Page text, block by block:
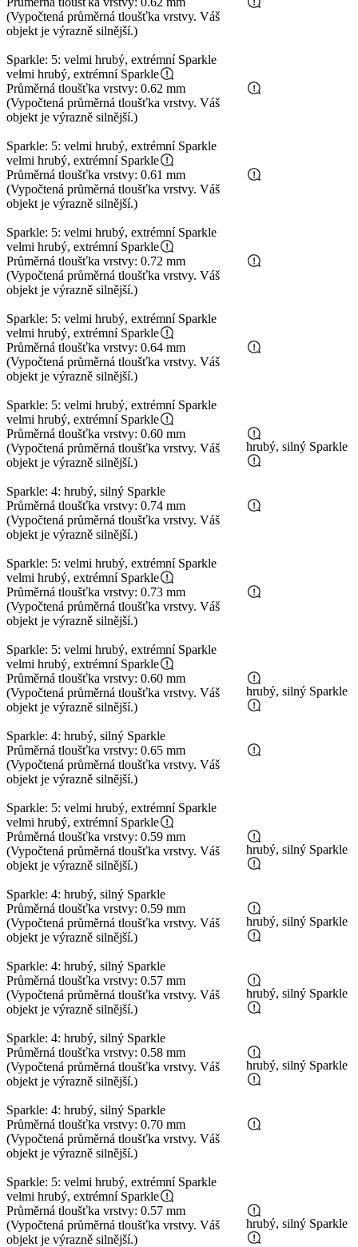
(Vypočtená průměrná tloušťka vrstvy. Váš
objekt je výrazně silnější.)
Sparkle: 5: velmi hrubý, extrémní Sparkle
velmi hrubý, extrémní Sparkle
Průměrná tloušťka vrstvy: 0.62 mm
(Vypočtená průměrná tloušťka vrstvy. Váš
objekt je výrazně silnější.)
Sparkle: 5: velmi hrubý, extrémní Sparkle
velmi hrubý, extrémní Sparkle
Průměrná tloušťka vrstvy: 0.61 mm
(Vypočtená průměrná tloušťka vrstvy. Váš
objekt je výrazně silnější.)
Sparkle: 5: velmi hrubý, extrémní Sparkle
velmi hrubý, extrémní Sparkle
Průměrná tloušťka vrstvy: 0.72 mm
(Vypočtená průměrná tloušťka vrstvy. Váš
objekt je výrazně silnější.)
Sparkle: 5: velmi hrubý, extrémní Sparkle
velmi hrubý, extrémní Sparkle
Průměrná tloušťka vrstvy: 0.64 mm
(Vypočtená průměrná tloušťka vrstvy. Váš
objekt je výrazně silnější.)
Sparkle: 5: velmi hrubý, extrémní Sparkle
velmi hrubý, extrémní Sparkle
Průměrná tloušťka vrstvy: 0.60 mm
(Vypočtená průměrná tloušťka vrstvy. Váš
objekt je výrazně silnější.)
Sparkle: 4: hrubý, silný Sparkle
hrubý, silný Sparkle
Průměrná tloušťka vrstvy: 0.74 mm
(Vypočtená průměrná tloušťka vrstvy. Váš
objekt je výrazně silnější.)
Sparkle: 5: velmi hrubý, extrémní Sparkle
velmi hrubý, extrémní Sparkle
Průměrná tloušťka vrstvy: 0.73 mm
(Vypočtená průměrná tloušťka vrstvy. Váš
objekt je výrazně silnější.)
Sparkle: 5: velmi hrubý, extrémní Sparkle
velmi hrubý, extrémní Sparkle
Průměrná tloušťka vrstvy: 0.60 mm
(Vypočtená průměrná tloušťka vrstvy. Váš
objekt je výrazně silnější.)
Sparkle: 4: hrubý, silný Sparkle
hrubý, silný Sparkle
Průměrná tloušťka vrstvy: 0.65 mm
(Vypočtená průměrná tloušťka vrstvy. Váš
objekt je výrazně silnější.)
Sparkle: 5: velmi hrubý, extrémní Sparkle
velmi hrubý, extrémní Sparkle
Průměrná tloušťka vrstvy: 0.59 mm
(Vypočtená průměrná tloušťka vrstvy. Váš
objekt je výrazně silnější.)
Sparkle: 4: hrubý, silný Sparkle
hrubý, silný Sparkle
Průměrná tloušťka vrstvy: 0.59 mm
(Vypočtená průměrná tloušťka vrstvy. Váš
objekt je výrazně silnější.)
Sparkle: 4: hrubý, silný Sparkle
hrubý, silný Sparkle
Průměrná tloušťka vrstvy: 0.57 mm
(Vypočtená průměrná tloušťka vrstvy. Váš
objekt je výrazně silnější.)
Sparkle: 4: hrubý, silný Sparkle
hrubý, silný Sparkle
Průměrná tloušťka vrstvy: 0.58 mm
(Vypočtená průměrná tloušťka vrstvy. Váš
objekt je výrazně silnější.)
Sparkle: 4: hrubý, silný Sparkle
hrubý, silný Sparkle
Průměrná tloušťka vrstvy: 0.70 mm
(Vypočtená průměrná tloušťka vrstvy. Váš
objekt je výrazně silnější.)
Sparkle: 5: velmi hrubý, extrémní Sparkle
velmi hrubý, extrémní Sparkle
Průměrná tloušťka vrstvy: 0.57 mm
(Vypočtená průměrná tloušťka vrstvy. Váš
objekt je výrazně silnější.)
hrubý, silný Sparkle